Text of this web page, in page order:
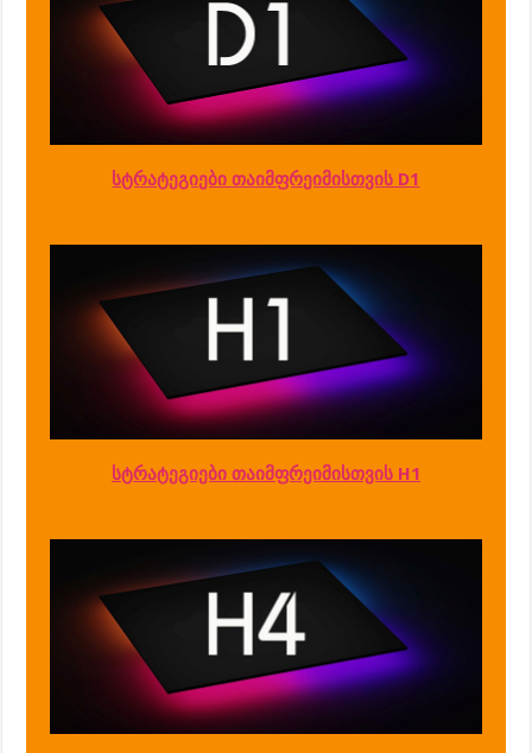
სტრატეგიები თაიმფრეიმისთვის D1
სტრატეგიები თაიმფრეიმისთვის H1